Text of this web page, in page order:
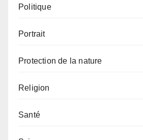
Politique
Portrait
Protection de la nature
Religion
Santé